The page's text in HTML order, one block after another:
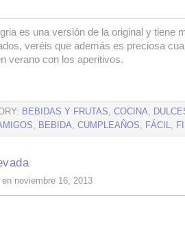
es una versión de la original y tiene
veréis que además es preciosa
verano con los aperitivos.
BEBIDAS Y FRUTAS, COCINA,
, BEBIDA, CUMPLEAÑOS, FÁCIL,
en noviembre 16, 2013